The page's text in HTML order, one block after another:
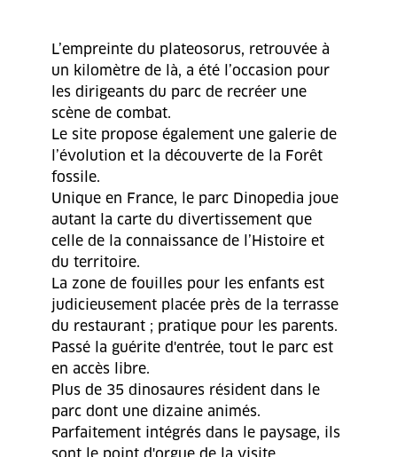
L’empreinte du plateosorus, retrouvée à
un kilomètre de là, a été l’occasion pour
les dirigeants du parc de recréer une
scène de combat.
Le site propose également une galerie de
l’évolution et la découverte de la Forêt
fossile.
Unique en France, le parc Dinopedia joue
autant la carte du divertissement que
celle de la connaissance de l’Histoire et
du territoire.
La zone de fouilles pour les enfants est
judicieusement placée près de la terrasse
du restaurant ; pratique pour les parents.
Passé la guérite d'entrée, tout le parc est
en accès libre.
Plus de 35 dinosaures résident dans le
parc dont une dizaine animés.
Parfaitement intégrés dans le paysage, ils